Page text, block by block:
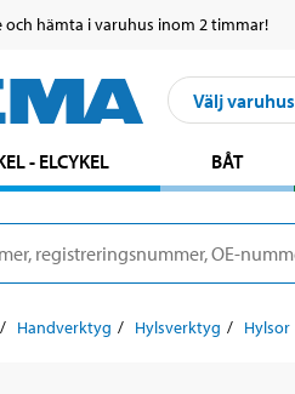
och hämta i varuhus inom 2 timmar!
Välj varuhus
- ELCYKEL BÅT
Handverktyg Hylsverktyg Hylsor